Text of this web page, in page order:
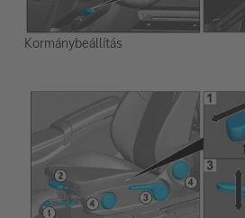
Kormánybeállítás